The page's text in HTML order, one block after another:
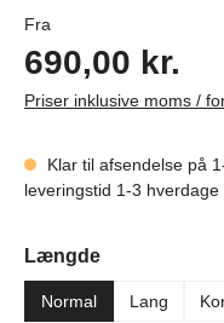
Fra
690,00 kr.
Priser inklusive moms /
Klar til afsendelse på
leveringstid 1-3 hverdage
Vælg
Længde
Normal Lang